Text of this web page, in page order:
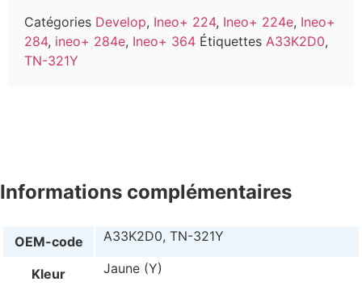
Catégories Develop, Ineo+ 224, Ineo+ 224e, Ineo+
284, ineo+ 284e, Ineo+ 364 Étiquettes A33K2D0,
TN-321Y
Informations complémentaires
OEM-code A33K2D0, TN-321Y
Kleur Jaune (Y)